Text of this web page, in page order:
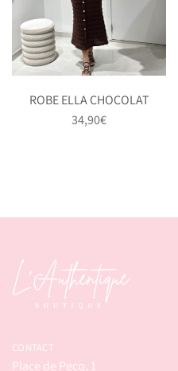
ROBE ELLA CHOCOLAT
34,90€
CONTACT
Place de Pecq, 1